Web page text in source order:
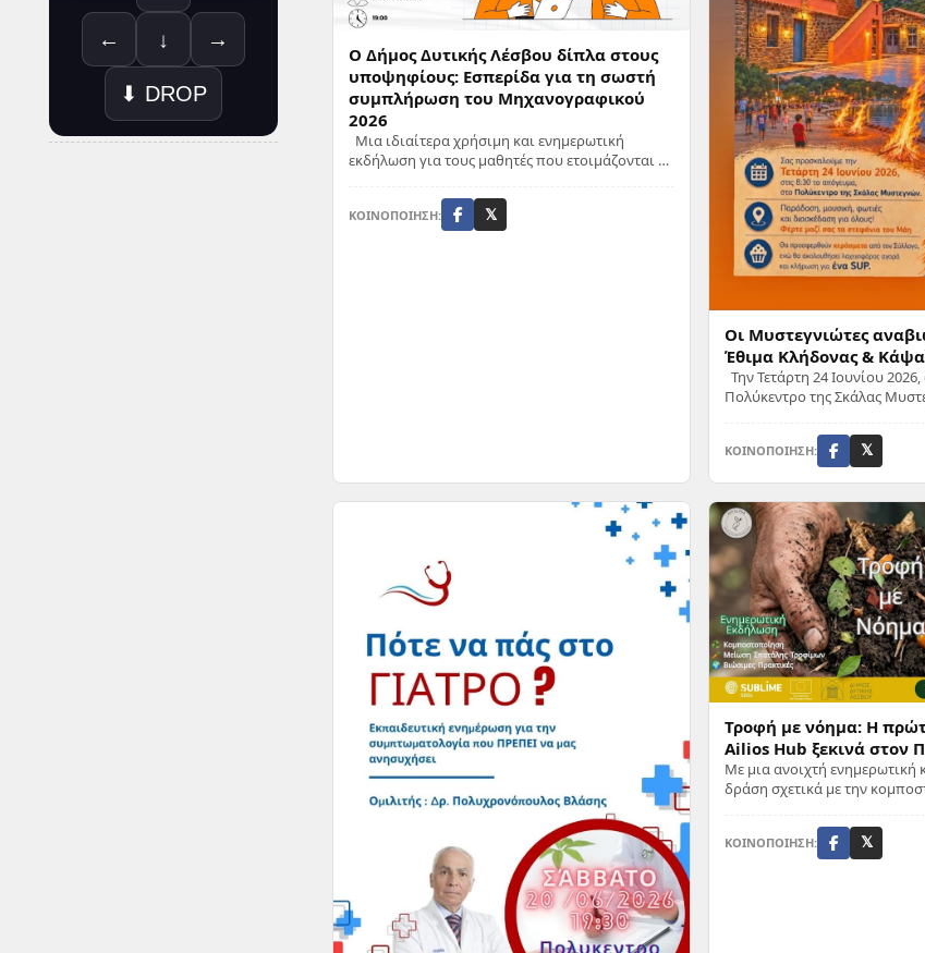
← ↓ →
⬇ DROP
Ο Δήμος Δυτικής Λέσβου δίπλα στους
υποψηφίους: Εσπερίδα για τη σωστή
συμπλήρωση του Μηχανογραφικού
2026
Μια ιδιαίτερα χρήσιμη και ενημερωτική
εκδήλωση για τους μαθητές που ετοιμάζονται να
τριτοβάθμια εκπ...
ΚΟΙΝΟΠΟΙΗΣΗ: 𝕏
Οι Μυστεγνιώτες
Έθιμα Κλήδονας &
Την Τετάρτη 24 Ιουνίου 2026,
Πολύκεντρο της Σκάλας
γεμάτη ζωντανά παρ...
ΚΟΙΝΟΠΟΙΗΣΗ: 𝕏
Τροφή με νόημα: Η
Ailios Hub ξεκινά στον
Με μια ανοιχτή ενημερωτική
δράση σχετικά με την
ΚΟΙΝΟΠΟΙΗΣΗ: 𝕏